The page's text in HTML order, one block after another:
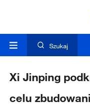
Szukaj
Xi Jinping
celu